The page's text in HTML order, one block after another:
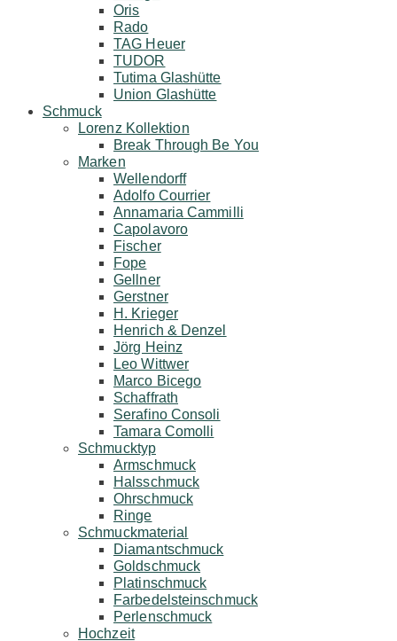
Oris
Rado
TAG Heuer
TUDOR
Tutima Glashütte
Union Glashütte
Schmuck
Lorenz Kollektion
Break Through Be You
Marken
Wellendorff
Adolfo Courrier
Annamaria Cammilli
Capolavoro
Fischer
Fope
Gellner
Gerstner
H. Krieger
Henrich & Denzel
Jörg Heinz
Leo Wittwer
Marco Bicego
Schaffrath
Serafino Consoli
Tamara Comolli
Schmucktyp
Armschmuck
Halsschmuck
Ohrschmuck
Ringe
Schmuckmaterial
Diamantschmuck
Goldschmuck
Platinschmuck
Farbedelsteinschmuck
Perlenschmuck
Hochzeit